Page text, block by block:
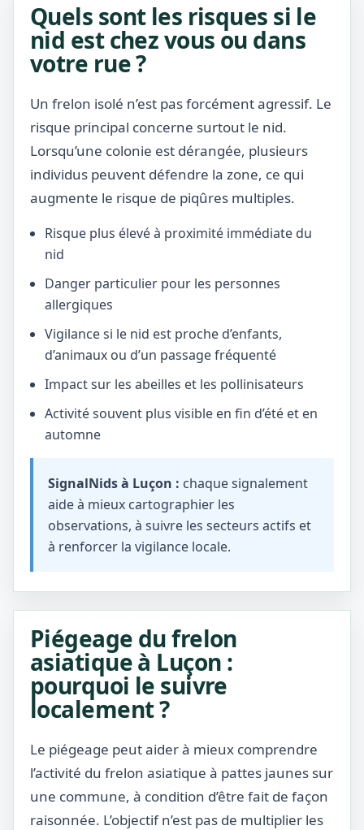
Quels sont les risques si le
nid est chez vous ou dans
votre rue ?
Un frelon isolé n’est pas forcément agressif. Le
risque principal concerne surtout le nid.
Lorsqu’une colonie est dérangée, plusieurs
individus peuvent défendre la zone, ce qui
augmente le risque de piqûres multiples.
Risque plus élevé à proximité immédiate du
nid
Danger particulier pour les personnes
allergiques
Vigilance si le nid est proche d’enfants,
d’animaux ou d’un passage fréquenté
Impact sur les abeilles et les pollinisateurs
Activité souvent plus visible en fin d’été et en
automne
SignalNids à Luçon : chaque signalement
aide à mieux cartographier les
observations, à suivre les secteurs actifs et
à renforcer la vigilance locale.
Piégeage du frelon
asiatique à Luçon :
pourquoi le suivre
localement ?
Le piégeage peut aider à mieux comprendre
l’activité du frelon asiatique à pattes jaunes sur
une commune, à condition d’être fait de façon
raisonnée. L’objectif n’est pas de multiplier les